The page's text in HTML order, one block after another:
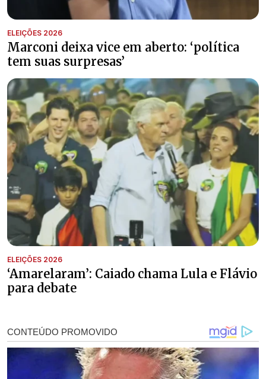
ELEIÇÕES 2026
Marconi deixa vice em aberto: ‘política
tem suas surpresas’
ELEIÇÕES 2026
‘Amarelaram’: Caiado chama Lula e Flávio
para debate